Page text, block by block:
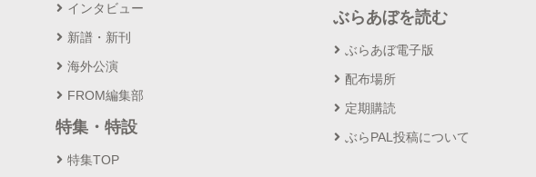
インタビュー
新譜・新刊
海外公演
FROM編集部
特集・特設
特集TOP
ぶらあぼを読む
ぶらあぼ電子版
配布場所
定期購読
ぶらPAL投稿について